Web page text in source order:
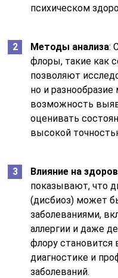
психическом
Методы анализа:
флоры, такие как
позволяют
но и
возможность
оценивать
высокой
Влияние на
показывают, что
(дисбиоз) может
заболеваниями,
аллергии и даже
флору
диагностике и
заболеваний.